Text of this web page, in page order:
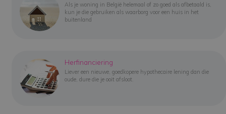
Als je woning in België helemaal of zo goed als afbetaald is,
kun je die gebruiken als waarborg voor een huis in het
buitenland
Herfinanciering
Liever een nieuwe, goedkopere hypothecaire lening dan die
oude, dure die je ooit afsloot.